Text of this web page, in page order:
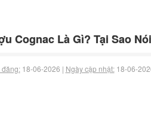
Cognac Là Gì? Tại Sao
18-06-2026 | Ngày cập nhật:18-06-